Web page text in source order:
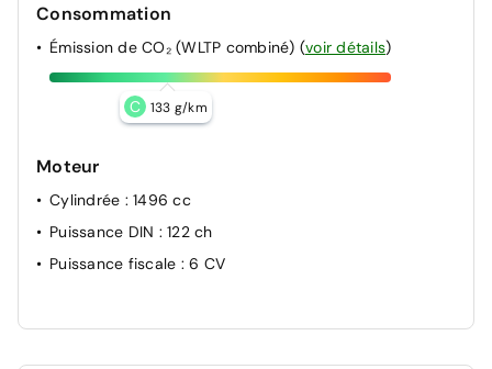
Consommation
Émission de CO₂ (WLTP combiné) (voir détails)
C 133 g/km
Moteur
Cylindrée : 1496 cc
Puissance DIN : 122 ch
Puissance fiscale : 6 CV